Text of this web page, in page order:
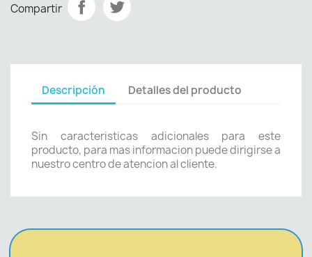
Compartir
Descripción Detalles del producto
Sin caracteristicas adicionales para este
producto, para mas informacion puede dirigirse a
nuestro centro de atencion al cliente.